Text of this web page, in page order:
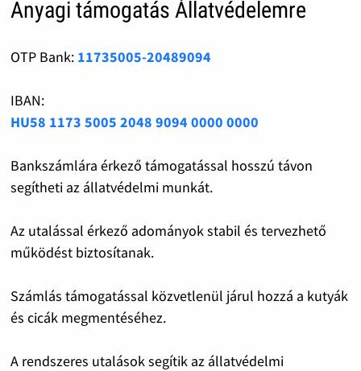
Anyagi támogatás Állatvédelemre
OTP Bank: 11735005-20489094
IBAN:
HU58 1173 5005 2048 9094 0000 0000
Bankszámlára érkező támogatással hosszú távon
segítheti az állatvédelmi munkát.
Az utalással érkező adományok stabil és tervezhető
működést biztosítanak.
Számlás támogatással közvetlenül járul hozzá a kutyák
és cicák megmentéséhez.
A rendszeres utalások segítik az állatvédelmi